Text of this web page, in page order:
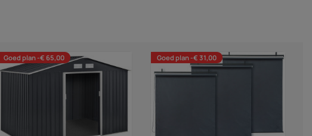
Goed plan -€ 65,00 Goed plan -€ 31,00